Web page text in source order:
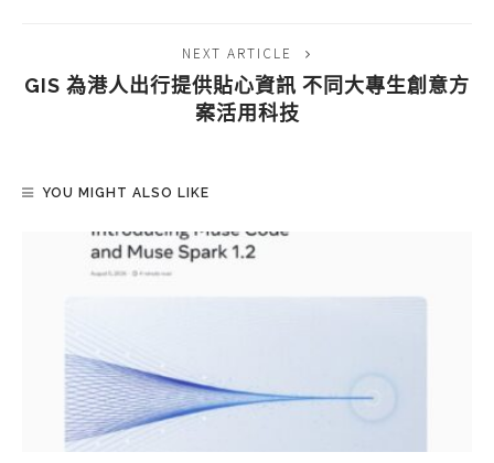
NEXT ARTICLE
GIS 為港人出行提供貼心資訊 不同大專生創意方
案活用科技
YOU MIGHT ALSO LIKE